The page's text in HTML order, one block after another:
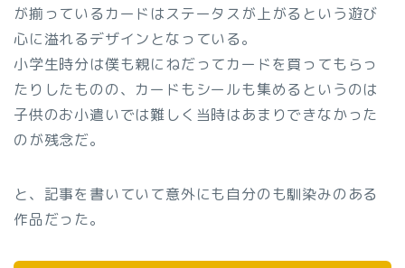
が揃っているカードはステータスが上がるという遊び
心に溢れるデザインとなっている。
小学生時分は僕も親にねだってカードを買ってもらっ
たりしたものの、カードもシールも集めるというのは
子供のお小遣いでは難しく当時はあまりできなかった
のが残念だ。
と、記事を書いていて意外にも自分のも馴染みのある
作品だった。